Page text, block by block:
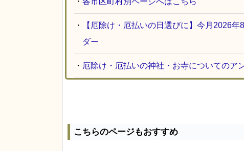
・
【厄除け・厄払いの日選びに】今月2026
ダー
・ 厄除け・厄払いの神社・お寺についてのア
こちらのページもおすすめ